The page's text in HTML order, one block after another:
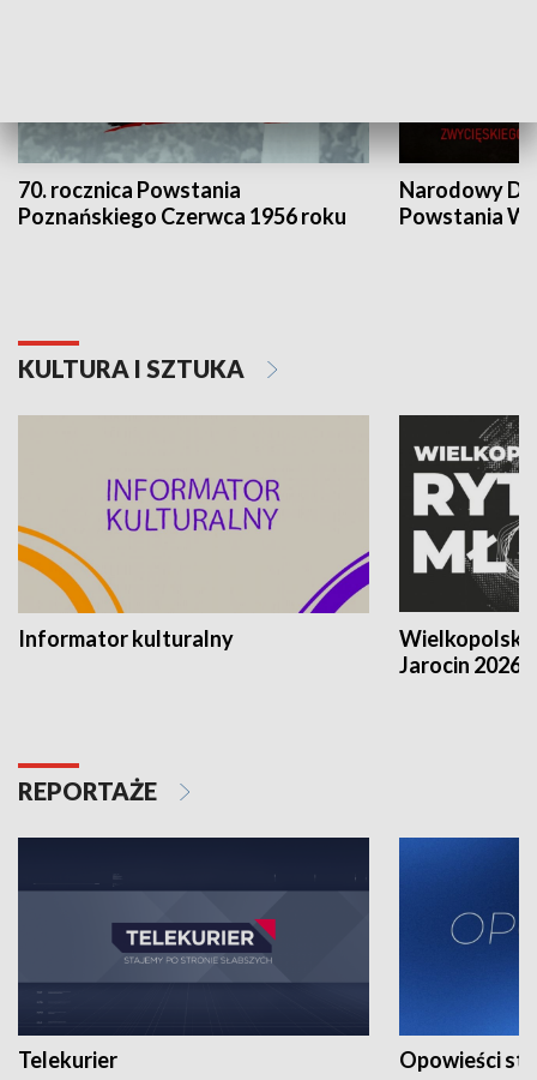
70. rocznica Powstania
Poznańskiego Czerwca 1956 roku
Narodowy
Powstania
KULTURA I SZTUKA
Informator kulturalny
Jarocin 2026
REPORTAŻE
Telekurier Opowieści